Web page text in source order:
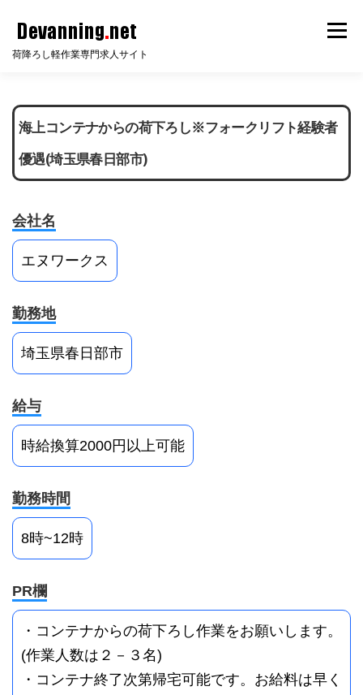
テ
ツ
キ
プ
荷降ろし軽作業専門求人サイト
メニ
HOME サイト説明 倉庫知識 会員ログイン
無料会員登録 無料求人掲載
海上コンテナからの荷下ろし※フォークリフト経験者
優遇(埼玉県春日部市)
会社名
エヌワークス
勤務地
埼玉県春日部市
給与
時給換算2000円以上可能
勤務時間
8時~12時
PR欄
・コンテナからの荷下ろし作業をお願いします。
(作業人数は２－３名)
・コンテナ終了次第帰宅可能です。お給料は早く